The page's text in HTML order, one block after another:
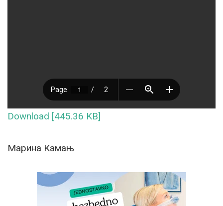
Download [445.36 KB]
Марина Камањ